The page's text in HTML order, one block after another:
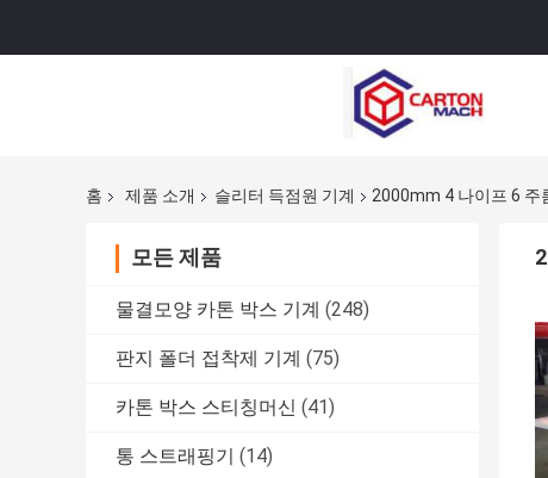
홈 제품 소개 슬리터 득점원 기계 2000mm 4 나이프 6 주
모든 제품
물결모양 카톤 박스 기계 (248)
판지 폴더 접착제 기계 (75)
카톤 박스 스티칭머신 (41)
통 스트래핑기 (14)